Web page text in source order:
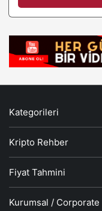
Kategorileri
Kripto Rehber
Fiyat Tahmini
Kurumsal / Corporate